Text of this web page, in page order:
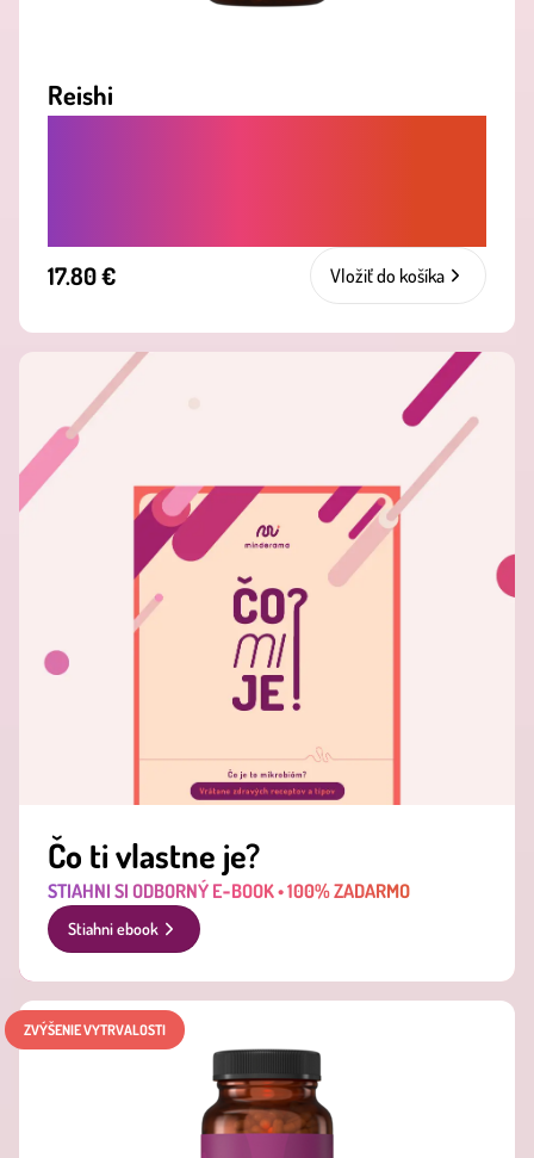
Reishi
17.80 € Vložiť do košíka
Čo ti vlastne je?
STIAHNI SI ODBORNÝ E‑BOOK • 100% ZADARMO
Stiahni ebook
ZVÝŠENIE VYTRVALOSTI